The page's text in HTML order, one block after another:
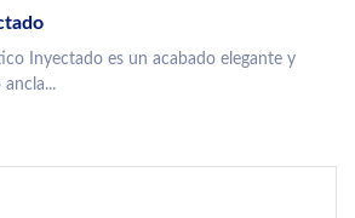
Inyectado es un acabado elegante y